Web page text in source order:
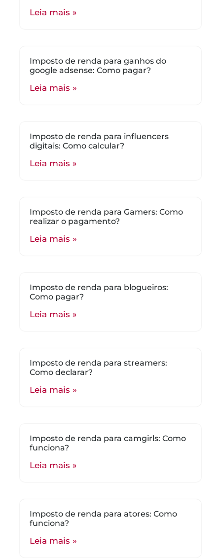
Leia mais »
Imposto de renda para ganhos do
google adsense: Como pagar?
Leia mais »
Imposto de renda para influencers
digitais: Como calcular?
Leia mais »
Imposto de renda para Gamers: Como
realizar o pagamento?
Leia mais »
Imposto de renda para blogueiros:
Como pagar?
Leia mais »
Imposto de renda para streamers:
Como declarar?
Leia mais »
Imposto de renda para camgirls: Como
funciona?
Leia mais »
Imposto de renda para atores: Como
funciona?
Leia mais »